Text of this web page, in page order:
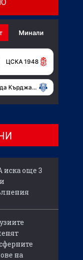
Минали
ЦСКА 1948
Арда Кърджали
иска още 3
на